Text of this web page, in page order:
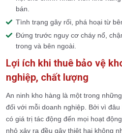
bán.
Tình trạng gây rối, phá hoại từ
Đứng trước nguy cơ cháy nổ,
trong và bên ngoài.
Lợi ích khi thuê bảo vệ
nghiệp, chất lượng
An ninh kho hàng là một trong
đối với mỗi doanh nghiệp. Bởi vì
có giá trị tác động đến mọi hoạt
nhỏ xảy ra đều gây thiệt hại không